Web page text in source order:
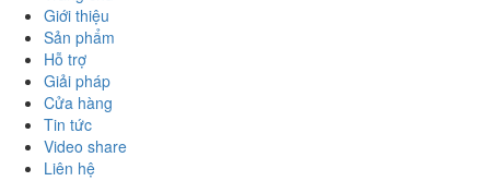
Giới thiệu
Sản phẩm
Hỗ trợ
Giải pháp
Cửa hàng
Tin tức
Video share
Liên hệ